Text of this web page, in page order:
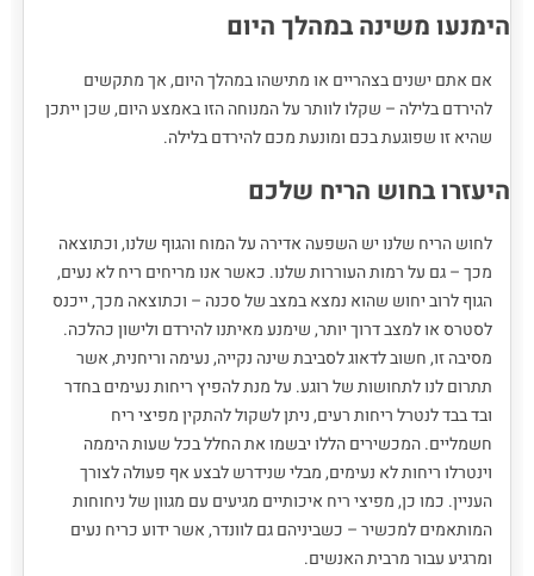
הימנעו משינה במהלך היום
אם אתם ישנים בצהריים או מתישהו במהלך היום, אך מתקשים
להירדם בלילה – שקלו לוותר על המנוחה הזו באמצע היום, שכן ייתכן
שהיא זו שפוגעת בכם ומונעת מכם להירדם בלילה.
היעזרו בחוש הריח שלכם
לחוש הריח שלנו יש השפעה אדירה על המוח והגוף שלנו, וכתוצאה
מכך – גם על רמות העוררות שלנו. כאשר אנו מריחים ריח לא נעים,
הגוף לרוב יחוש שהוא נמצא במצב של סכנה – וכתוצאה מכך, ייכנס
לסטרס או למצב דרוך יותר, שימנע מאיתנו להירדם ולישון כהלכה.
מסיבה זו, חשוב לדאוג לסביבת שינה נקייה, נעימה וריחנית, אשר
תתרום לנו לתחושות של רוגע. על מנת להפיץ ריחות נעימים בחדר
ובד בבד לנטרל ריחות רעים, ניתן לשקול להתקין מפיצי ריח
חשמליים. המכשירים הללו יבשמו את החלל בכל שעות היממה
וינטרלו ריחות לא נעימים, מבלי שנידרש לבצע אף פעולה לצורך
העניין. כמו כן, מפיצי ריח איכותיים מגיעים עם מגוון של ניחוחות
המותאמים למכשיר – כשביניהם גם לוונדר, אשר ידוע כריח נעים
ומרגיע עבור מרבית האנשים.